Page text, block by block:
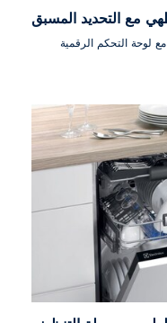
مع التحديد المسبق
لوحة التحكم الرقمية